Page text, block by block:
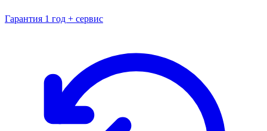
Гарантия 1 год + сервис